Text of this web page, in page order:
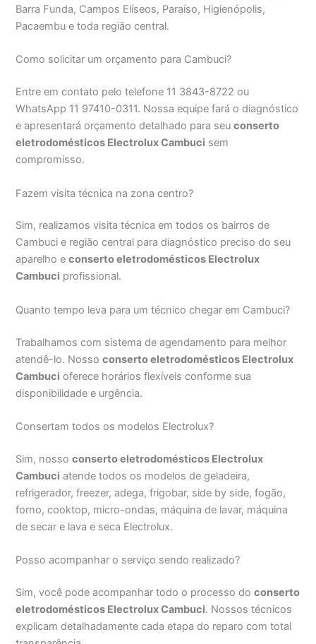
Barra Funda, Campos Elíseos, Paraíso, Higienópolis,
Pacaembu e toda região central.
Como solicitar um orçamento para Cambuci?
Entre em contato pelo telefone 11 3843-8722 ou
WhatsApp 11 97410-0311. Nossa equipe fará o diagnóstico
e apresentará orçamento detalhado para seuconserto
eletrodomésticos Electrolux Cambuci sem
compromisso.
Fazem visita técnica na zona centro?
Sim, realizamos visita técnica em todos os bairros de
Cambuci e região central para diagnóstico preciso do seu
aparelho econserto eletrodomésticos Electrolux
Cambuci profissional.
Quanto tempo leva para um técnico chegar em Cambuci?
Trabalhamos com sistema de agendamento para melhor
atendê-lo. Nossoconserto eletrodomésticos Electrolux
Cambuci oferece horários flexíveis conforme sua
disponibilidade e urgência.
Consertam todos os modelos Electrolux?
Sim, nossoconserto eletrodomésticos Electrolux
Cambuci atende todos os modelos de geladeira,
refrigerador, freezer, adega, frigobar, side by side, fogão,
forno, cooktop, micro-ondas, máquina de lavar, máquina
de secar e lava e seca Electrolux.
Posso acompanhar o serviço sendo realizado?
Sim, você pode acompanhar todo o processo doconserto
eletrodomésticos Electrolux Cambuci. Nossos técnicos
explicam detalhadamente cada etapa do reparo com total